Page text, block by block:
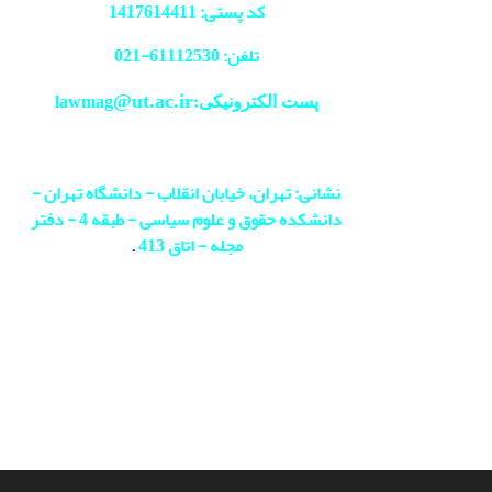
کد پستی: 1417614411
تلفن: 61112530-
021
پست الکترونیکی:lawmag@ut.ac.ir
نشانی: تهران، خیابان انقلاب - دانشگاه تهران -
دانشکده حقوق و علوم سیاسی - طبقه 4 - دفتر
مجله - اتاق 413
.